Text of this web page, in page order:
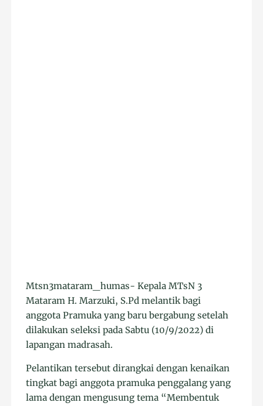
Mtsn3mataram_humas- Kepala MTsN 3
Mataram H. Marzuki, S.Pd melantik bagi
anggota Pramuka yang baru bergabung setelah
dilakukan seleksi pada Sabtu (10/9/2022) di
lapangan madrasah.
Pelantikan tersebut dirangkai dengan kenaikan
tingkat bagi anggota pramuka penggalang yang
lama dengan mengusung tema “Membentuk